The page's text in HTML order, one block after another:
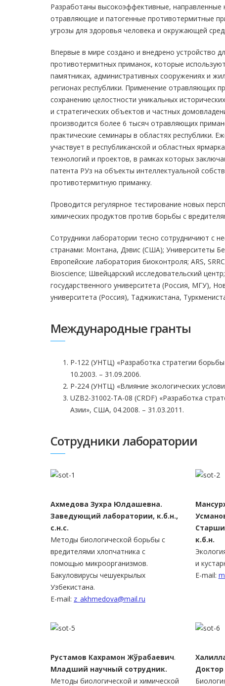
Разработаны высокоэффективные, направленные
отравляющие и патогенные противотермитные
угрозы для здоровья человека и окружающей
Впервые в мире создано и внедрено устройство
противотермитных приманок, которые
памятниках, административных сооружениях и
регионах республики. Применение отравляющих
сохранению целостности уникальных
и стратегических объектов и частных
производится более 6 тысяч отравляющих
практические семинары в областях республики.
участвует в республиканской и областных
технологий и проектов, в рамках которых
патента РУз на объекты интеллектуальной
противотермитную приманку.
Проводится регулярное тестирование новых
химических продуктов против борьбы с
Сотрудники лаборатории тесно сотрудничиют с
странами: Монтана, Дэвис (США); Университеты
Европейские лаборатория биоконтроля; ARS,
Bioscience; Швейцарский исследовательский
государственного университета (Россия, МГУ),
университета (Россия), Таджикистана,
Международные гранты
Р-122 (УНТЦ) «Разработка стратегии
10.2003. – 31.09.2006.
Р-224 (УНТЦ) «Влияние экологических
UZB2-31002-TA-08 (CRDF) «Разработка
Азии», США, 04.2008. – 31.03.2011.
Сотрудники лаборатории
Ахмедова Зухра Юлдашевна.
Заведующий лаборатории, к.б.н.,
с.н.с.
Методы биологической борьбы с
вредителями хлопчатника с
помощью микроорганизмов.
Бакуловирусы чешуекрылых
Узбекистана.
E-mail: z_akhmedova@mail.ru
к.б.н.
и
E-mail:
Рустамов Кахрамон Жўрабаевич.
Младший научный сотрудник.
Методы биологической и химической